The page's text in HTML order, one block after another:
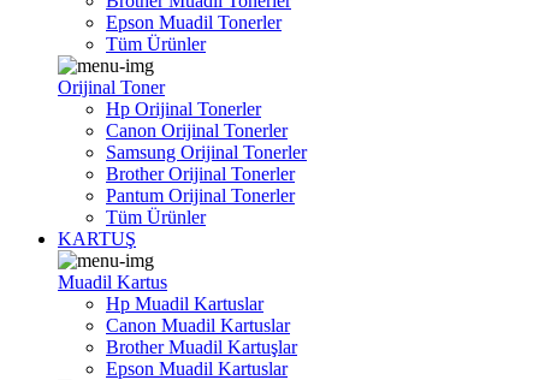
Epson Muadil Tonerler
Tüm Ürünler
Orijinal Toner
Hp Orijinal Tonerler
Canon Orijinal Tonerler
Samsung Orijinal Tonerler
Brother Orijinal Tonerler
Pantum Orijinal Tonerler
Tüm Ürünler
KARTUŞ
Muadil Kartus
Hp Muadil Kartuslar
Canon Muadil Kartuslar
Brother Muadil Kartuşlar
Epson Muadil Kartuslar